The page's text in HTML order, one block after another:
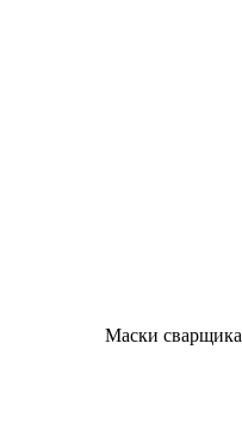
Маски сварщика